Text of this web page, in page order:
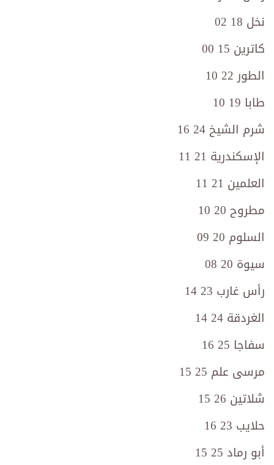
نخل 18 02
كاترين 15 00
الطور 22 10
طابا 19 10
شرم الشيخ 24 16
الإسكندرية 21 11
العلمين 21 11
مطروح 20 10
السلوم 20 09
سيوة 20 08
رأس غارب 23 14
الغردقة 24 14
سفاجا 25 16
مرسى علم 25 15
شلاتين 26 15
حلايب 23 16
أبو رماد 25 15